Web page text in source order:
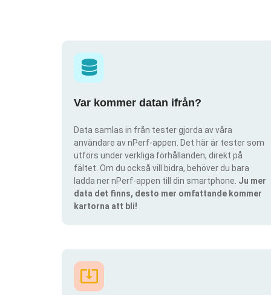
Var kommer datan ifrån?
Data samlas in från tester gjorda av våra
användare av nPerf-appen. Det här är tester som
utförs under verkliga förhållanden, direkt på
fältet. Om du också vill bidra, behöver du bara
ladda ner nPerf-appen till din smartphone. Ju mer
data det finns, desto mer omfattande kommer
kartorna att bli!